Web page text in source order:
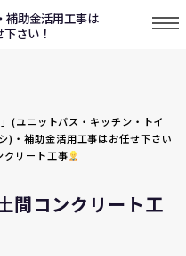
補助金活用工事は
さい！
(ユニットバス・キッチン・トイ
)・補助金活用工事はお任せ下さい
リート工事
コンクリート工